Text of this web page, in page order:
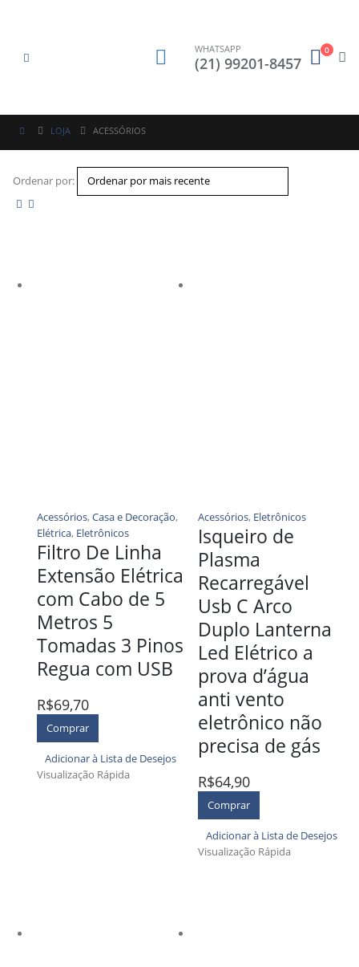
WHATSAPP
(21) 99201-8457
0
LOJA ACESSÓRIOS
Ordenar por:
Acessórios,Casa e Decoração,
Elétrica, Eletrônicos
Filtro De Linha
Extensão Elétrica
com Cabo de 5
Metros 5
Tomadas 3 Pinos
Regua com USB
R$69,70
Comprar
Adicionar à Lista de Desejos
Visualização Rápida
Acessórios, Eletrônicos
Isqueiro de
Plasma
Recarregável
Usb C Arco
Duplo Lanterna
Led Elétrico a
prova d’água
anti vento
eletrônico não
precisa de gás
R$64,90
Comprar
Adicionar à Lista de Desejos
Visualização Rápida